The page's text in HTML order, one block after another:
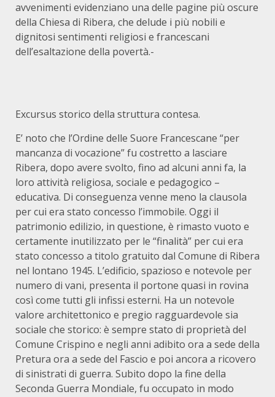
avvenimenti evidenziano una delle pagine più oscure
della Chiesa di Ribera, che delude i più nobili e
dignitosi sentimenti religiosi e francescani
dell’esaltazione della povertà.-
Excursus storico della struttura contesa.
E’ noto che l’Ordine delle Suore Francescane “per
mancanza di vocazione” fu costretto a lasciare
Ribera, dopo avere svolto, fino ad alcuni anni fa, la
loro attività religiosa, sociale e pedagogico –
educativa. Di conseguenza venne meno la clausola
per cui era stato concesso l’immobile. Oggi il
patrimonio edilizio, in questione, è rimasto vuoto e
certamente inutilizzato per le “finalità” per cui era
stato concesso a titolo gratuito dal Comune di Ribera
nel lontano 1945. L’edificio, spazioso e notevole per
numero di vani, presenta il portone quasi in rovina
così come tutti gli infissi esterni. Ha un notevole
valore architettonico e pregio ragguardevole sia
sociale che storico: è sempre stato di proprietà del
Comune Crispino e negli anni adibito ora a sede della
Pretura ora a sede del Fascio e poi ancora a ricovero
di sinistrati di guerra. Subito dopo la fine della
Seconda Guerra Mondiale, fu occupato in modo